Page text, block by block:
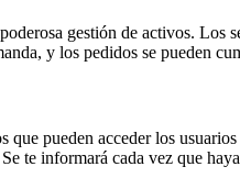
gestión de activos. Los
y los pedidos se pueden
que pueden acceder los
te informará cada vez que